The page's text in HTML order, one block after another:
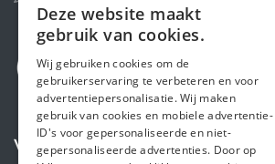
Volg ons
ENGLISH
Deze website maakt
gebruik van cookies.
Wij gebruiken cookies om de
gebruikerservaring te verbeteren en voor
advertentiepersonalisatie. Wij maken
gebruik van cookies en mobiele advertentie-
ID's voor gepersonaliseerde en niet-
gepersonaliseerde advertenties. Door op